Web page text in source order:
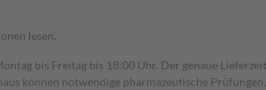
lesen.
bis Freitag bis 18:00 Uhr. Der genaue
können notwendige pharmazeutische